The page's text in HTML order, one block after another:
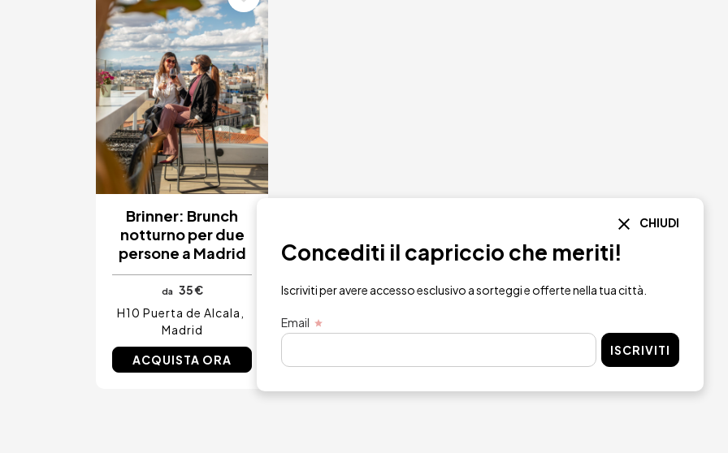
Brinner: Brunch
notturno per due
persone a Madrid
da 35 €
H10 Puerta de Alcala
Madrid
ACQUISTA ORA
CHIUDI
Concediti il capriccio che meriti!
Iscriviti per avere accesso esclusivo a sorteggi e offerte nella tua città.
Email
ISCRIVITI